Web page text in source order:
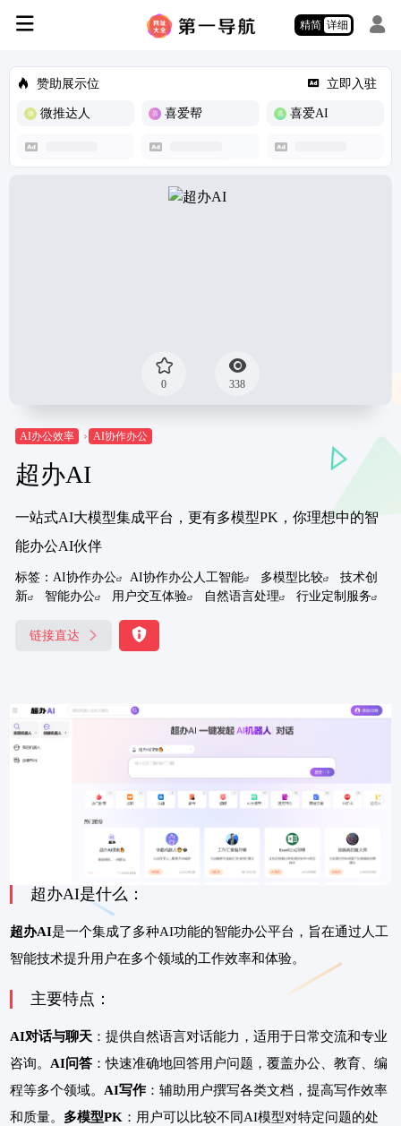
精简 详细
赞助展示位 立即入驻
微推达人 喜爱帮 喜爱AI
0 338
AI办公效率 AI协作办公
超办AI
一站式AI大模型集成平台，更有多模型PK，你理想中的智
能办公AI伙伴
标签： AI协作办公 AI协作办公人工智能 多模型比较
技术创
新
智能办公 用户交互体验 自然语言处理 行业定制服务
链接直达
超办AI是什么：
超办AI是一个集成了多种AI功能的智能办公平台，旨在通过人工
智能技术提升用户在多个领域的工作效率和体验。
主要特点：
AI对话与聊天 ：提供自然语言对话能力，适用于日常交流和专业
咨询。 AI问答 ：快速准确地回答用户问题，覆盖办公、教育、编
程等多个领域。 AI写作 ：辅助用户撰写各类文档，提高写作效率
和质量。 多模型PK ：用户可以比较不同AI模型对特定问题的处